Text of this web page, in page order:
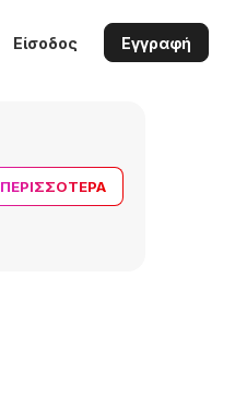
Είσοδος Εγγραφή
ΠΕΡΙΣΣΌΤΕΡΑ